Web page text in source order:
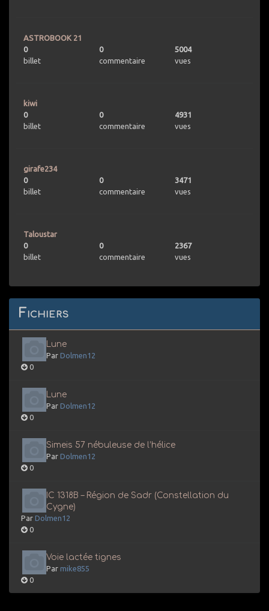
ASTROBOOK 21
0
billet
0
commentaire
5004
vues
kiwi
0
billet
0
commentaire
4931
vues
girafe234
0
billet
0
commentaire
3471
vues
Taloustar
0
billet
0
commentaire
2367
vues
Fichiers
Lune
Par Dolmen12
0
Lune
Par Dolmen12
0
Simeis 57 nébuleuse de l’hélice
Par Dolmen12
0
IC 1318B – Région de Sadr (Constellation du
Cygne)
Par Dolmen12
0
Voie lactée tignes
Par mike855
0